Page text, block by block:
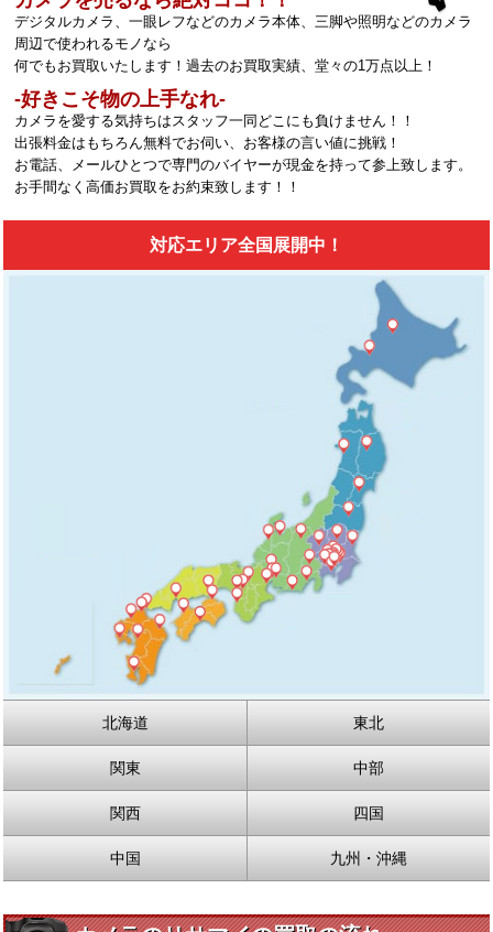
デジタルカメラ、一眼レフなどのカメラ本体、三脚や照明などのカメラ
周辺で使われるモノなら
何でもお買取いたします！過去のお買取実績、堂々の1万点以上！
‐好きこそ物の上手なれ‐
カメラを愛する気持ちはスタッフ一同どこにも負けません！！
出張料金はもちろん無料でお伺い、お客様の言い値に挑戦！
お電話、メールひとつで専門のバイヤーが現金を持って参上致します。
お手間なく高価お買取をお約束致します！！
対応エリア全国展開中！
北海道 東北
関東 中部
関西 四国
中国 九州・沖縄